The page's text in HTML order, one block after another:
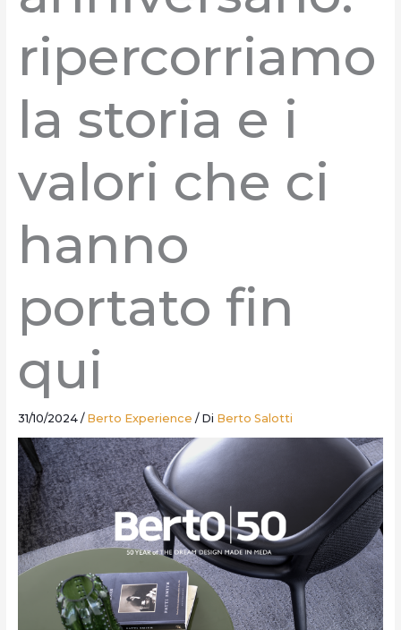
ripercorriamo
la storia e i
valori che ci
hanno
portato fin
qui
31/10/2024 / Berto Experience / Di Berto Salotti